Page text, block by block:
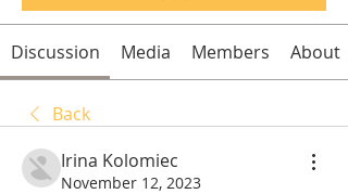
Discussion Media Members About
Back
Irina Kolomiec
November 12, 2023